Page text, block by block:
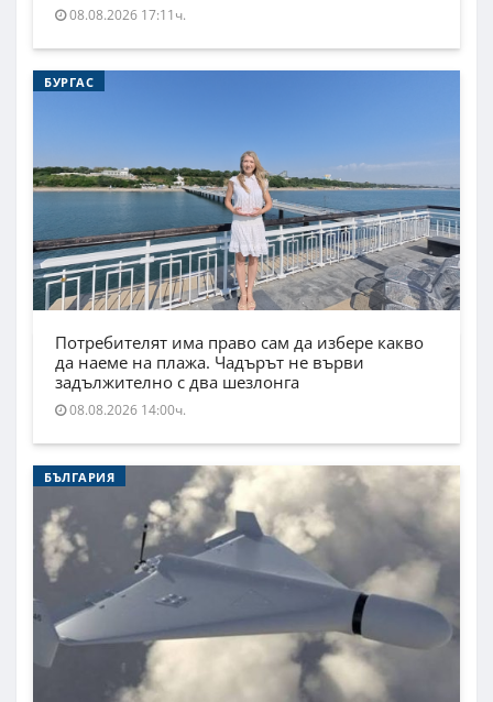
08.08.2026 17:11ч.
БУРГАС
Потребителят има право сам да избере какво
да наеме на плажа. Чадърът не върви
задължително с два шезлонга
08.08.2026 14:00ч.
БЪЛГАРИЯ